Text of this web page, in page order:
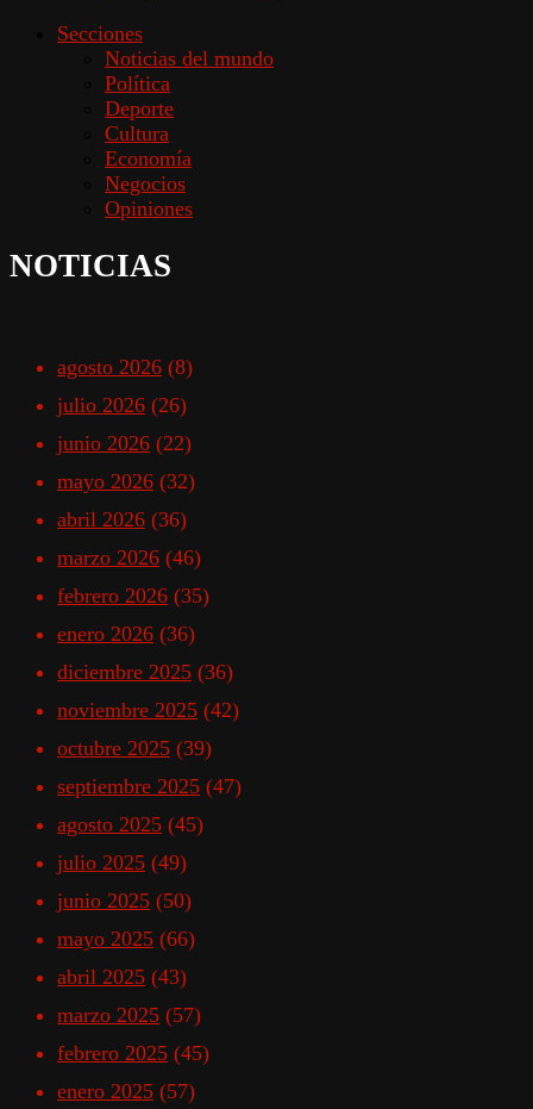
Secciones
Noticias del mundo
Política
Deporte
Cultura
Economía
Negocios
Opiniones
NOTICIAS
agosto 2026 (8)
julio 2026 (26)
junio 2026 (22)
mayo 2026 (32)
abril 2026 (36)
marzo 2026 (46)
febrero 2026 (35)
enero 2026 (36)
diciembre 2025 (36)
noviembre 2025 (42)
octubre 2025 (39)
septiembre 2025 (47)
agosto 2025 (45)
julio 2025 (49)
junio 2025 (50)
mayo 2025 (66)
abril 2025 (43)
marzo 2025 (57)
febrero 2025 (45)
enero 2025 (57)